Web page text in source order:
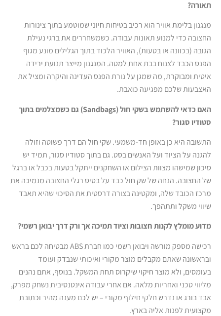
תאורה?
מנגנון בלימת אוויר הוא רכיב בטיחות חיוני שמוטמע בתוך צינורות
החצובה כדי למנוע תאונות עבודה. כשמשחררים את ברגי נעילת
הגובה (בכוונה או בטעות), האוויר הלכוד בתוך הגלילים מונע מגוף
הפנס הכבד לצנוח בבת אחת למטה. המנגנון מייצר תנועת ירידה
איטית ומבוקרת, מה שמגן על נורת הפנס העדינה והיקרה ומציל את
האצבעות שלכם מפגיעה כואבת.
האם כדאי להשתמש בשקי חול (
Sandbags) גם כשמצלמים בתוך
סטודיו סגור?
התשובה היא כן באופן חד-משמעי. שקי חול הם דרך פשוטה וזולה
להגנה על הציוד ועל האנשים בסט. גם בתוך סטודיו סגור, תמיד יש
סיכון שמישהו מצוות הצילום או השחקנים ייתקל בטעות בכבל או ברגל
של החצובה. הנחה של שק חול כבד על בסיס רגלי החצובה מנמיכה את
מרכז הכובד שלה, ומקטינה בצורה דרסטית את הסיכוי שהיא תאבד
שיווי משקל ותתהפך.
מדוע מומלץ לקנות חצובות וציוד תמיכה אך ורק דרך יבואן רשמי?
רכישה מספק מורשה ויבואן רשמי כמו חברת ABS מבטיחה לכם בראש
ובראשונה שאתם מקבלים מוצר מקורי ואיכותי שנבדק ועומד
בעומסים, ולא מוצר חיקוי שיקרוס תחת המשקל. בנוסף, אתם נהנים
מליווי טכני ואחריות מלאה. אם אחרי עבודה אינטנסיבית נשחק מפרק,
אבד בורג או נדרש חלקי חילוף מקורי – יש לכם מענה מהיר וכתובת
מקצועית לפנות אליה בארץ.